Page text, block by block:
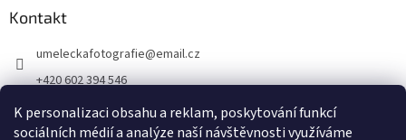
K personalizaci obsahu a reklam, poskytování funkcí
sociálních médií a analýze naší návštěvnosti využíváme
Kontakt
umeleckafotografie@email.cz
+420 602 394 546
Facebook